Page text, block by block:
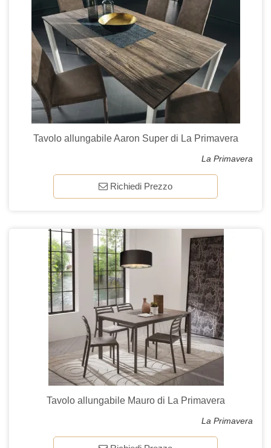
Tavolo allungabile Aaron Super di La Primavera
La Primavera
Richiedi Prezzo
Tavolo allungabile Mauro di La Primavera
La Primavera